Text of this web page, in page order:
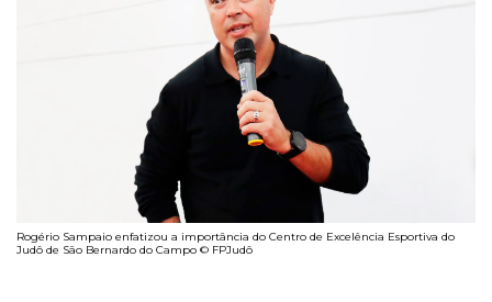
Rogério Sampaio enfatizou a importância do Centro de Excelência Esportiva do
Judô de São Bernardo do Campo © FPJudô